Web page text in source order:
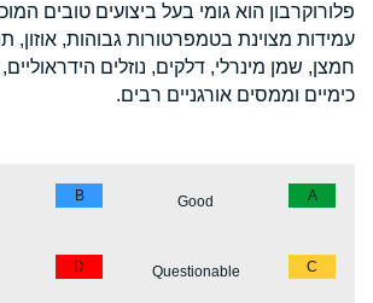
פלורוקרבון הוא גומי בעל ביצועים טובים
עמידות מצוינת בטמפרטורות גבוהות, אוזון,
חמצן, שמן מינרלי, דלקים, נוזלים
כימיים וממסים אורגניים רבים.
A
Good
B
C
Questionable
D